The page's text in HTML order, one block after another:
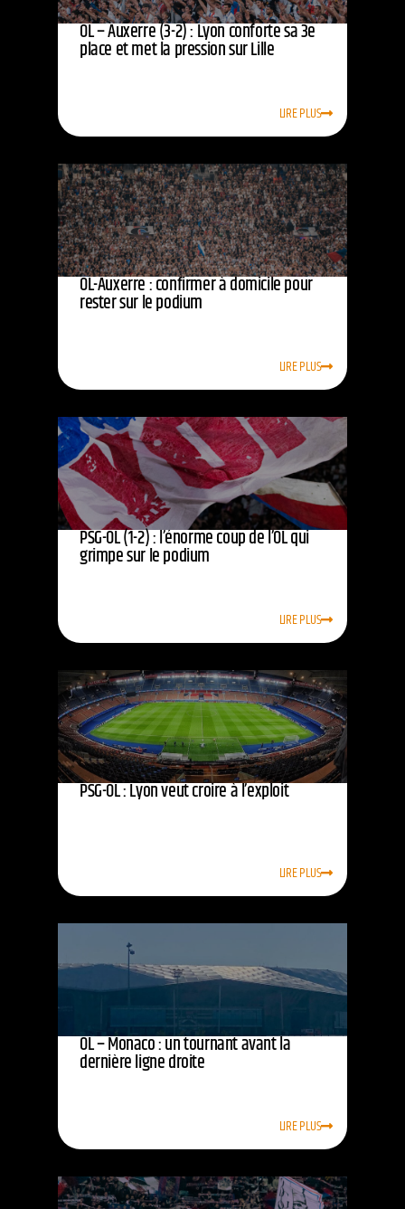
OL – Auxerre (3-2) : Lyon conforte sa 3e
place et met la pression sur Lille
LIRE PLUS
OL-Auxerre : confirmer à domicile pour
rester sur le podium
LIRE PLUS
PSG-OL (1-2) : l’énorme coup de l’OL qui
grimpe sur le podium
LIRE PLUS
PSG-OL : Lyon veut croire à l’exploit
LIRE PLUS
OL – Monaco : un tournant avant la
dernière ligne droite
LIRE PLUS